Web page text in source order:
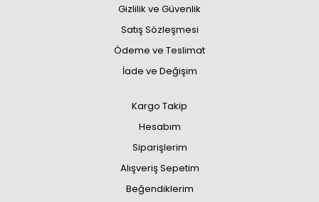
Gizlilik ve Güvenlik
Satış Sözleşmesi
Ödeme ve Teslimat
İade ve Değişim
Kargo Takip
Hesabım
Siparişlerim
Alışveriş Sepetim
Beğendiklerim